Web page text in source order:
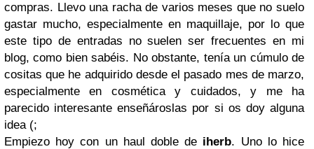
compras. Llevo una racha de varios meses que no suelo
gastar mucho, especialmente en maquillaje, por lo que
este tipo de entradas no suelen ser frecuentes en mi
blog, como bien sabéis. No obstante, tenía un cúmulo de
cositas que he adquirido desde el pasado mes de marzo,
especialmente en cosmética y cuidados, y me ha
parecido interesante enseñároslas por si os doy alguna
idea (;
Empiezo hoy con un haul doble de iherb. Uno lo hice